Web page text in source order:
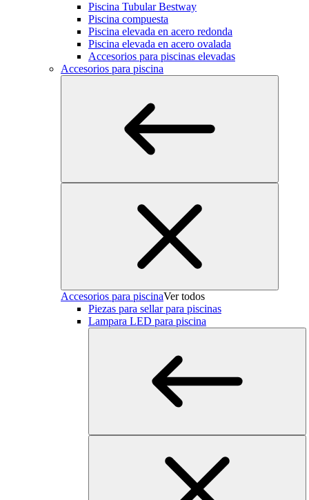
Piscina Tubular Bestway
Piscina compuesta
Piscina elevada en acero redonda
Piscina elevada en acero ovalada
Accesorios para piscinas elevadas
Accesorios para piscina
Accesorios para piscinaVer todos
Piezas para sellar para piscinas
Lampara LED para piscina